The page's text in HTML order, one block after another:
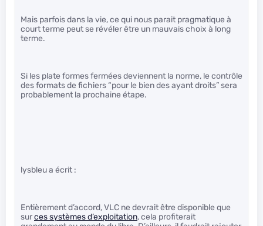
Mais parfois dans la vie, ce qui nous parait pragmatique à
court terme peut se révéler être un mauvais choix à long
terme.
Si les plate formes fermées deviennent la norme, le contrôle
des formats de fichiers “pour le bien des ayant droits” sera
probablement la prochaine étape.
lysbleu a écrit :
Entièrement d’accord, VLC ne devrait être disponible que
surces systèmes d’exploitation, cela profiterait